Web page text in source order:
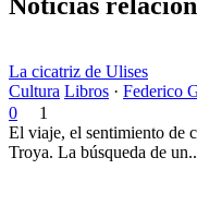
La cicatriz de Ulises
Cultura Libros · Federico
0
1
El viaje, el sentimiento de
Troya. La búsqueda de